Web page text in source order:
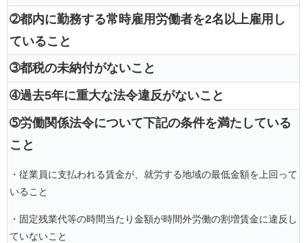
➁都内に勤務する常時雇用労働者を2名以上雇用し
ていること
➂都税の未納付がないこと
➃過去5年に重大な法令違反がないこと
➄労働関係法令について下記の条件を満たしている
こと
・従業員に支払われる賃金が、就労する地域の最低金額を上回って
いること
・固定残業代等の時間当たり金額が時間外労働の割増賃金に違反し
ていないこと